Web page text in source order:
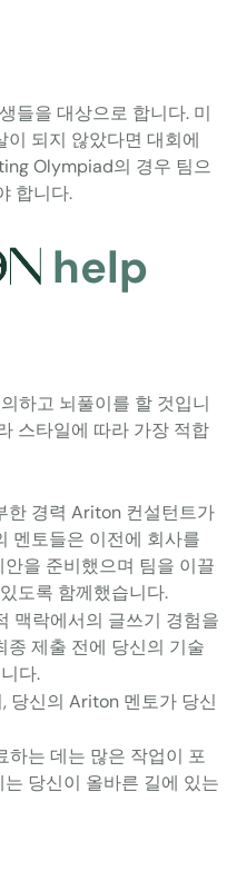
들을 대상으로 합니다. 미
이 되지 않았다면 대회에
Olympiad의 경우 팀으
합니다.
help
하고 뇌풀이를 할 것입니
스타일에 따라 가장 적합
한 경력 Ariton 컨설턴트가
멘토들은 이전에 회사를
을 준비했으며 팀을 이끌
도록 함께했습니다.
맥락에서의 글쓰기 경험을
종 제출 전에 당신의 기술
다.
당신의 Ariton 멘토가 당신
는 데는 많은 작업이 포
당신이 올바른 길에 있는